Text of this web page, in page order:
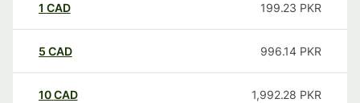
1 CAD 199.23 PKR
5 CAD 996.14 PKR
10CAD 1,992.28 PKR